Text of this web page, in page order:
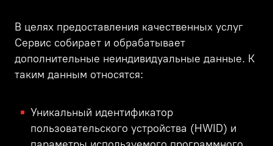
В целях предоставления качественных услуг
Сервис собирает и обрабатывает
дополнительные неиндивидуальные данные. К
таким данным относятся:
Уникальный идентификатор
пользовательского устройства (HWID) и